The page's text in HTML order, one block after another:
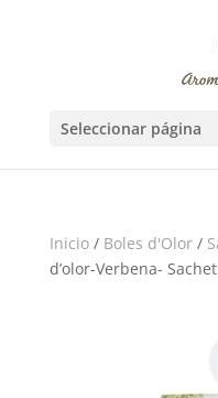
Seleccionar página
Inicio/ Boles d'Olor/
d’olor-Verbena-